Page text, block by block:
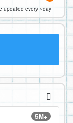
updated every ~day
5M+